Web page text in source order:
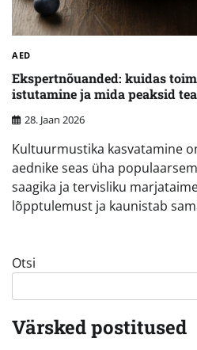
AED
Ekspertnõuanded: kuidas
istutamine ja mida peaksid
28. Jaan 2026
Kultuurmustika kasvatamine
aednike seas üha
saagika ja tervisliku
lõpptulemust ja kaunistab
Otsi
Värsked postitused